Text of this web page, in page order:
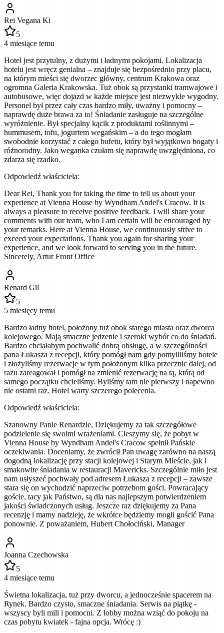
Rei Vegana Ki
5
4 miesiące temu
Hotel jest przytulny, z dużymi i ładnymi pokojami. Lokalizacja
hotelu jest wręcz genialna – znajduje się bezpośrednio przy placu,
na którym mieści się dworzec główny, centrum Krakowa oraz
ogromna Galeria Krakowska. Tuż obok są przystanki tramwajowe i
autobusowe, więc dojazd w każde miejsce jest niezwykle wygodny.
Personel był przez cały czas bardzo miły, uważny i pomocny –
naprawdę duże brawa za to! Śniadanie zasługuje na szczególne
wyróżnienie. Był specjalny kącik z produktami roślinnymi –
hummusem, tofu, jogurtem wegańskim – a do tego mogłam
swobodnie korzystać z całego bufetu, który był wyjątkowo bogaty i
różnorodny. Jako weganka czułam się naprawdę uwzględniona, co
zdarza się rzadko.
Odpowiedź właściciela:
Dear Rei, Thank you for taking the time to tell us about your
experience at Vienna House by Wyndham Andel's Cracow. It is
always a pleasure to receive positive feedback. I will share your
comments with our team, who I am certain will be encouraged by
your remarks. Here at Vienna House, we continuously strive to
exceed your expectations. Thank you again for sharing your
experience, and we look forward to serving you in the future.
Sincerely, Artur Front Office
Renard Gil
5
5 miesięcy temu
Bardzo ładny hotel, położony tuż obok starego miasta oraz dworca
kolejowego. Mają smaczne jedzenie i szeroki wybór co do śniadań.
Bardzo chciałabym pochwalić dobrą obsługę, a w szczególności
pana Łukasza z recepcji, który pomógł nam gdy pomyliliśmy hotele
i złożyliśmy rezerwacje w tym położonym kilka przecznic dalej, od
razu zareagował i pomógł na zmienić rezerwację na tą, którą od
samego początku chcieliśmy. Byliśmy tam nie pierwszy i napewno
nie ostatni raz. Hotel warty szczerego polecenia.
Odpowiedź właściciela:
Szanowny Panie Renardzie, Dziękujemy za tak szczegółowe
podzielenie się swoimi wrażeniami. Cieszymy się, że pobyt w
Vienna House by Wyndham Andel's Cracow spełnił Pańskie
oczekiwania. Doceniamy, że zwrócił Pan uwagę zarówno na naszą
dogodną lokalizację przy stacji kolejowej i Starym Mieście, jak i
smakowite śniadania w restauracji Mavericks. Szczególnie miło jest
nam usłyszeć pochwały pod adresem Łukasza z recepcji – zawsze
stara się on wychodzić naprzeciw potrzebom gości. Powracający
goście, tacy jak Państwo, są dla nas najlepszym potwierdzeniem
jakości świadczonych usług. Jeszcze raz dziękujemy za Pana
recenzję i mamy nadzieję, że wkrótce będziemy mogli gościć Pana
ponownie. Z poważaniem, Hubert Chołociński, Manager
Joanna Czechowska
5
4 miesiące temu
Świetna lokalizacja, tuż przy dworcu, a jednocześnie spacerem na
Rynek. Bardzo czysto, smaczne śniadania. Serwis na piątkę -
wszyscy byli mili i pomocni. Z lobby można wziąć do pokoju na
czas pobytu kwiatek - fajna opcja. Wrócę :)